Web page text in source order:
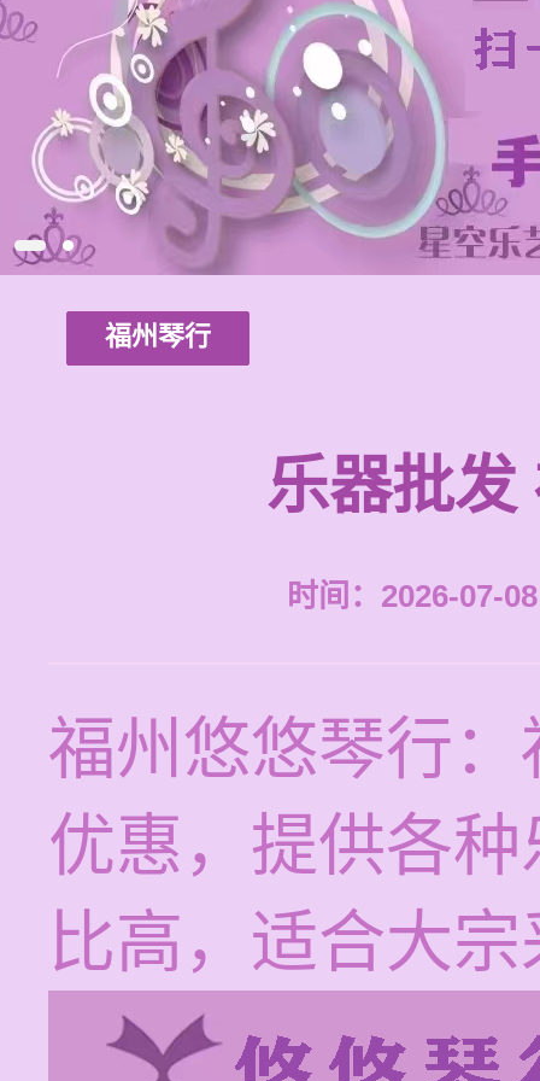
福州琴行
乐器批发
时间：2026-07-
福州悠悠琴行
优惠，提供各
比高，适合大